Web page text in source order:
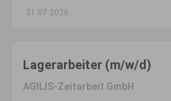
31.07.2026
Lagerarbeiter (m/w/d)
AGILIS-Zeitarbeit GmbH